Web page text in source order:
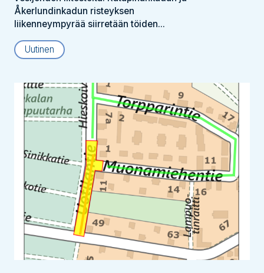
Åkerlundinkadun risteyksen
liikenneympyrää siirretään töiden...
Uutinen